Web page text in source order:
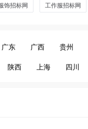
饰招标网 工作服招标网
广东 广西 贵州
陕西 上海 四川